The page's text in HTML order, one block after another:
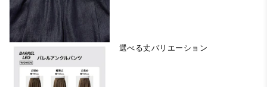
選べる丈バリエーション